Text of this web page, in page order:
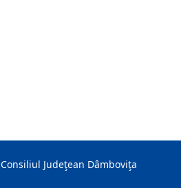
Consiliul Judeţean Dâmboviţa